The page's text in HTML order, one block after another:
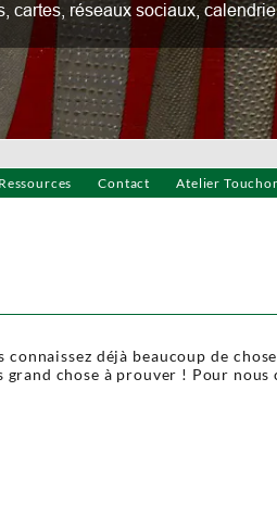
Ressources Contact Atelier
déjà beaucoup de
chose à prouver ! Pour nous
réseaux sociaux,